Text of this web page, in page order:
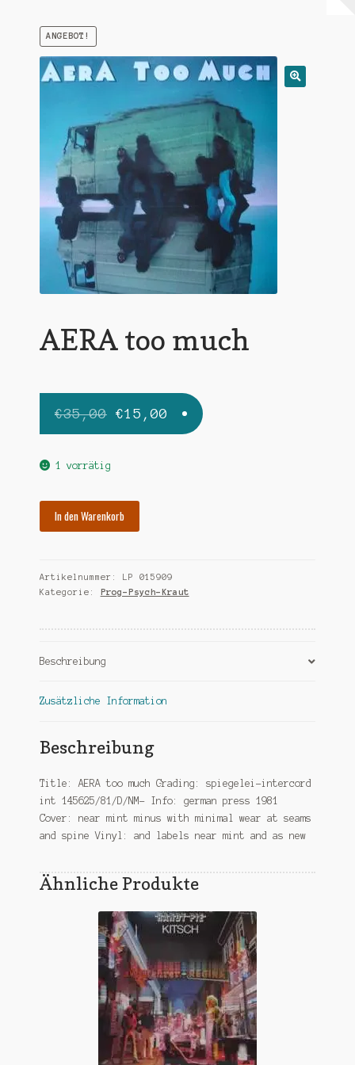
Warenkorb
Mein Konto
ANGEBOT!
AERA too much
€35,00 Ursprünglicher
Preis
€15,00 Aktueller
Preis
1 vorrätig
In den Warenkorb
Artikelnummer:
LP 015909
Kategorie:
Prog-Psych-Kraut
Beschreibung
Zusätzliche Information
Beschreibung
Title: AERA too much Grading: spiegelei-intercord
int 145625/81/D/NM- Info: german press 1981
Cover: near mint minus with minimal wear at seams
and spine Vinyl: and labels near mint and as new
Ähnliche Produkte